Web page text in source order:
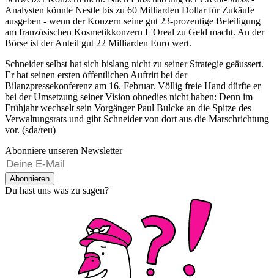
Analysten könnte Nestle bis zu 60 Milliarden Dollar für Zukäufe
ausgeben - wenn der Konzern seine gut 23-prozentige Beteiligung
am französischen Kosmetikkonzern L'Oreal zu Geld macht. An der
Börse ist der Anteil gut 22 Milliarden Euro wert.
Schneider selbst hat sich bislang nicht zu seiner Strategie geäussert.
Er hat seinen ersten öffentlichen Auftritt bei der
Bilanzpressekonferenz am 16. Februar. Völlig freie Hand dürfte er
bei der Umsetzung seiner Vision ohnedies nicht haben: Denn im
Frühjahr wechselt sein Vorgänger Paul Bulcke an die Spitze des
Verwaltungsrats und gibt Schneider von dort aus die Marschrichtung
vor. (sda/reu)
Abonniere unseren Newsletter
Abonnieren
Du hast uns was zu sagen?